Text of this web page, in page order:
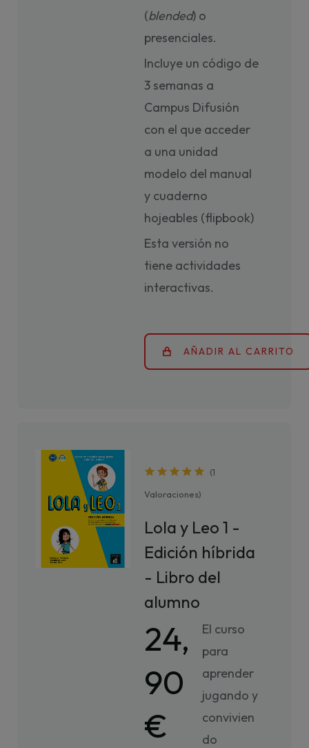
(blended) o
presenciales.
Incluye un código de
3 semanas a
Campus Difusión
con el que acceder
a una unidad
modelo del manual
y cuaderno
hojeables (flipbook)
Esta versión no
tiene actividades
interactivas.
AÑADIR AL CARRITO
(1
Valoraciones)
Lola y Leo 1 -
Edición híbrida
- Libro del
alumno
24,
90
€
El curso
para
aprender
jugando y
convivien
do